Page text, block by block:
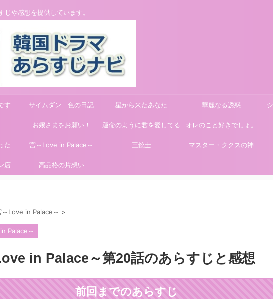
じや感想を提供しています。
す サイムダン 色の日記 星から来たあなた 華麗なる誘惑
お嬢さまをお願い！ 運命のように君を愛してる オレのこと好きでしょ。
た 宮～Love in Palace～ 三銃士 マスター・ククスの神
店 高品格の片想い
～Love in Palace～ >
Palace～
in Palace～第20話のあらすじと感想
前回までのあらすじ